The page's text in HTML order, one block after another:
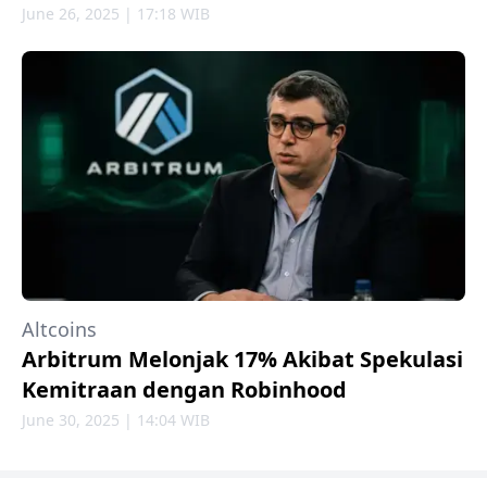
June 26, 2025 | 17:18 WIB
Altcoins
Arbitrum Melonjak 17% Akibat Spekulasi
Kemitraan dengan Robinhood
June 30, 2025 | 14:04 WIB